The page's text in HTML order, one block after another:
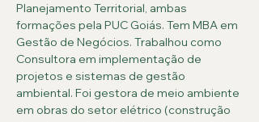
Planejamento Territorial, ambas
formações pela PUC Goiás. Tem MBA em
Gestão de Negócios. Trabalhou como
Consultora em implementação de
projetos e sistemas de gestão
ambiental. Foi gestora de meio ambiente
em obras do setor elétrico (construção